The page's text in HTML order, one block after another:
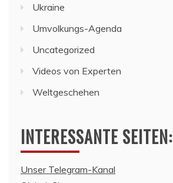
Ukraine
Umvolkungs-Agenda
Uncategorized
Videos von Experten
Weltgeschehen
INTERESSANTE SEITEN:
Unser Telegram-Kanal